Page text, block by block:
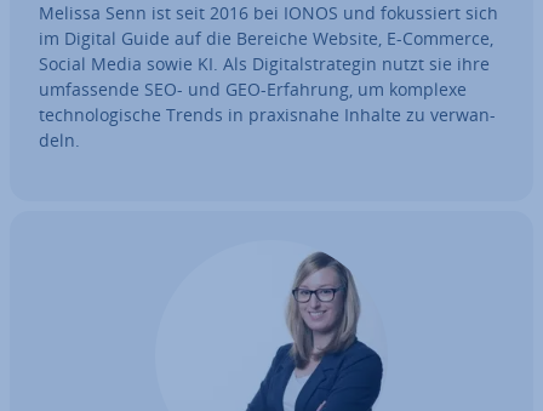
Melissa Senn ist seit 2016 bei IONOS und fo­kus­siert sich
im Digital Guide auf die Bereiche Website, E-Commerce,
Social Media sowie KI. Als Di­gi­tal­stra­te­gin nutzt sie ihre
um­fas­sen­de SEO- und GEO-Erfahrung, um komplexe
tech­no­lo­gi­sche Trends in pra­xis­na­he Inhalte zu ver­wan­
deln.